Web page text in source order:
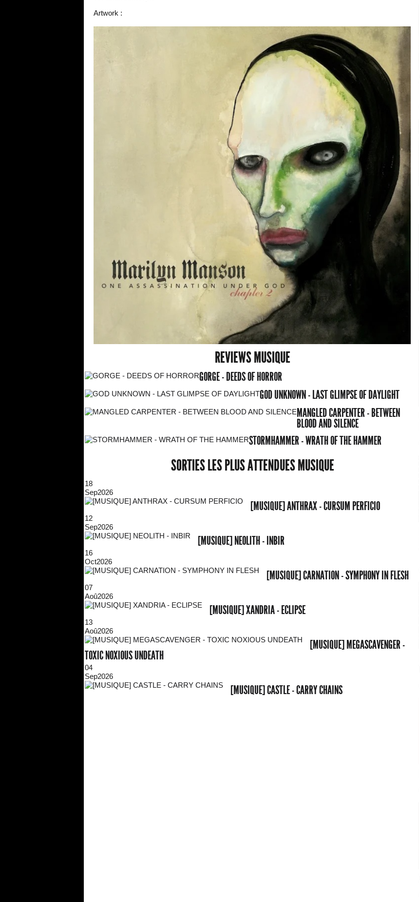
Artwork :
REVIEWS MUSIQUE
GORGE - DEEDS OF HORROR
GOD UNKNOWN - LAST GLIMPSE OF DAYLIGHT
MANGLED CARPENTER - BETWEEN
BLOOD AND SILENCE
STORMHAMMER - WRATH OF THE HAMMER
SORTIES LES PLUS ATTENDUES MUSIQUE
18
Sep2026
[MUSIQUE] ANTHRAX - CURSUM PERFICIO
12
Sep2026
[MUSIQUE] NEOLITH - INBIR
16
Oct2026
[MUSIQUE] CARNATION - SYMPHONY IN FLESH
07
Aoû2026
[MUSIQUE] XANDRIA - ECLIPSE
13
Aoû2026
[MUSIQUE] MEGASCAVENGER -
TOXIC NOXIOUS UNDEATH
04
Sep2026
[MUSIQUE] CASTLE - CARRY CHAINS